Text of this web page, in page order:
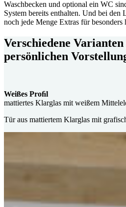
Waschbecken und optional ein WC
System bereits enthalten. Und bei den
noch jede Menge Extras für
Verschiedene
persönlichen
Weißes Proﬁl
mattiertes Klarglas mit weißem
Tür aus mattiertem Klarglas mit